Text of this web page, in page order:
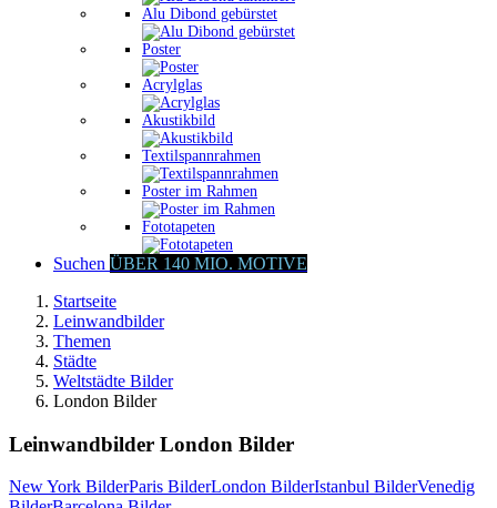
Alu Dibond gebürstet
Poster
Acrylglas
Akustikbild
Textilspannrahmen
Poster im Rahmen
Fototapeten
Suchen ÜBER 140 MIO. MOTIVE
Startseite
Leinwandbilder
Themen
Städte
Weltstädte Bilder
London Bilder
Leinwandbilder London Bilder
New York BilderParis BilderLondon BilderIstanbul BilderVenedig